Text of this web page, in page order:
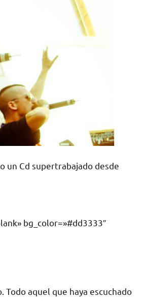
un Cd supertrabajado desde
bg_color=»#dd3333″
aquel que haya escuchado